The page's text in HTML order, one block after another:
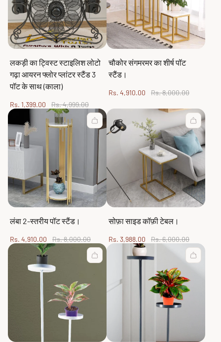
लकड़ी का ट्विस्ट स्टाइलिश लोटो
गढ़ा आयरन फ्लोर प्लांटर स्टैंड 3
पॉट के साथ (काला)
Sale
price
Rs. 1,399.00
Regular
price
Rs. 4,999.00
चौकोर संगमरमर का शीर्ष पॉट
स्टैंड।
Sale
Rs. 4,910.00
Regular
Rs. 8,000.00
लंबा 2-स्तरीय पॉट स्टैंड।
Sale
price
Rs. 4,910.00
Regular
price
Rs. 8,000.00
सोफ़ा साइड कॉफ़ी टेबल।
Sale
price
Rs. 3,988.00
Regular
Rs. 6,000.00